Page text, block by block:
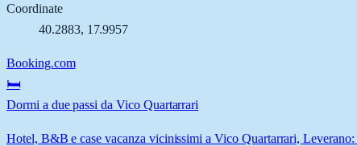
Coordinate
40.2883, 17.9957
Booking.com
🛏️
Dormi a due passi da Vico Quartarrari
Hotel, B&B e case vacanza vicinissimi a Vico Quartarrari,